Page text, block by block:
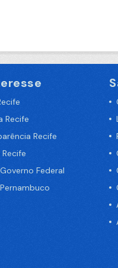
Recife
Recife
Federal